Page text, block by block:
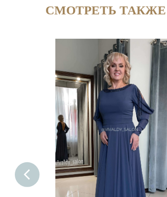
СМОТРЕТЬ ТАКЖЕ